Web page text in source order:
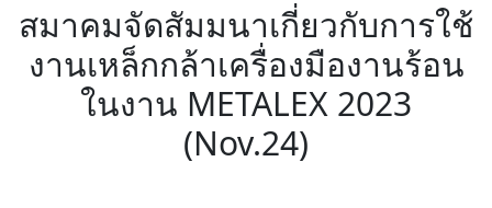
สมาคมจัดสัมมนาเกี่ยวกับการใช้
งานเหล็กกล้าเครื่องมืองานร้อน
ในงาน METALEX 2023
(Nov.24)